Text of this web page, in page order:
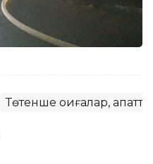
Төтенше оқиғалар,